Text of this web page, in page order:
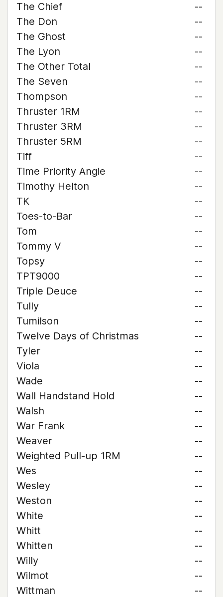
The Chief
--
The Don
--
The Ghost
--
The Lyon
--
The Other Total
--
The Seven
--
Thompson
--
Thruster 1RM
--
Thruster 3RM
--
Thruster 5RM
--
Tiff
--
Time Priority Angie
--
Timothy Helton
--
TK
--
Toes-to-Bar
--
Tom
--
Tommy V
--
Topsy
--
TPT9000
--
Triple Deuce
--
Tully
--
Tumilson
--
Twelve Days of Christmas
--
Tyler
--
Viola
--
Wade
--
Wall Handstand Hold
--
Walsh
--
War Frank
--
Weaver
--
Weighted Pull-up 1RM
--
Wes
--
Wesley
--
Weston
--
White
--
Whitt
--
Whitten
--
Willy
--
Wilmot
--
Wittman
--